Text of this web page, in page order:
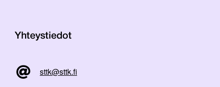
Yhteystiedot
sttk@sttk.fi